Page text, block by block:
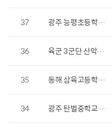
37 광주 능평초등학교 이동식스툴테이블 납품
36 육군 3군단 산악부대 납품
35 동해 삼육고등학교 사물함 납품
34 광주 탄벌중학교 시크에프 책상 납품